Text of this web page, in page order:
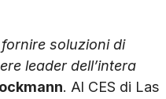
soluzioni di
leader dell’intera
. Al CES di Las